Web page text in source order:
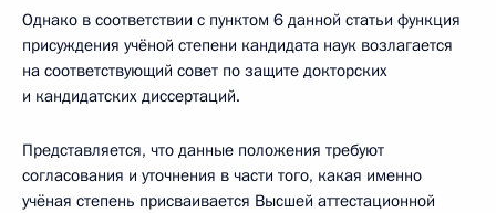
Однако в соответствии с пунктом 6 данной статьи функция
присуждения учёной степени кандидата наук возлагается
на соответствующий совет по защите докторских
и кандидатских диссертаций.
Представляется, что данные положения требуют
согласования и уточнения в части того, какая именно
учёная степень присваивается Высшей аттестационной